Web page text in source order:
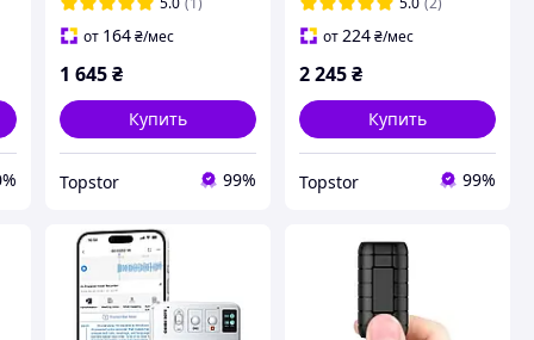
от 164 ₴/мес
1 645 ₴
Купить
Topstor 99%
L1 64 Гб
от224₴/мес
2 245₴
Купить
Topstor 99%